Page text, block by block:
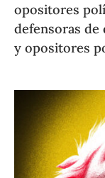
opositores
defensoras de
y opositores